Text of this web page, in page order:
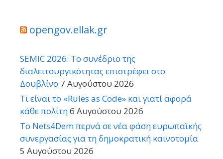
opengov.ellak.gr
SEMIC 2026: Το συνέδριο της
διαλειτουργικότητας επιστρέφει στο
Δουβλίνο 7 Αυγούστου 2026
Τι είναι το «Rules as Code» και γιατί αφορά
κάθε πολίτη6 Αυγούστου 2026
Το Nets4Dem περνά σε νέα φάση ευρωπαϊκής
συνεργασίας για τη δημοκρατική καινοτομία
5 Αυγούστου 2026